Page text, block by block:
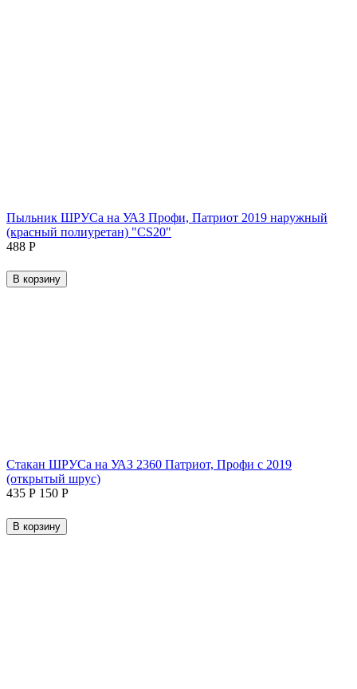
Пыльник ШРУСа на УАЗ Профи, Патриот 2019 наружный
(красный полиуретан) "CS20"
‍488‍ Р
В корзину
Стакан ШРУСа на УАЗ 2360 Патриот, Профи с 2019
(открытый шрус)
‍435‍ Р ‍150‍ Р
В корзину